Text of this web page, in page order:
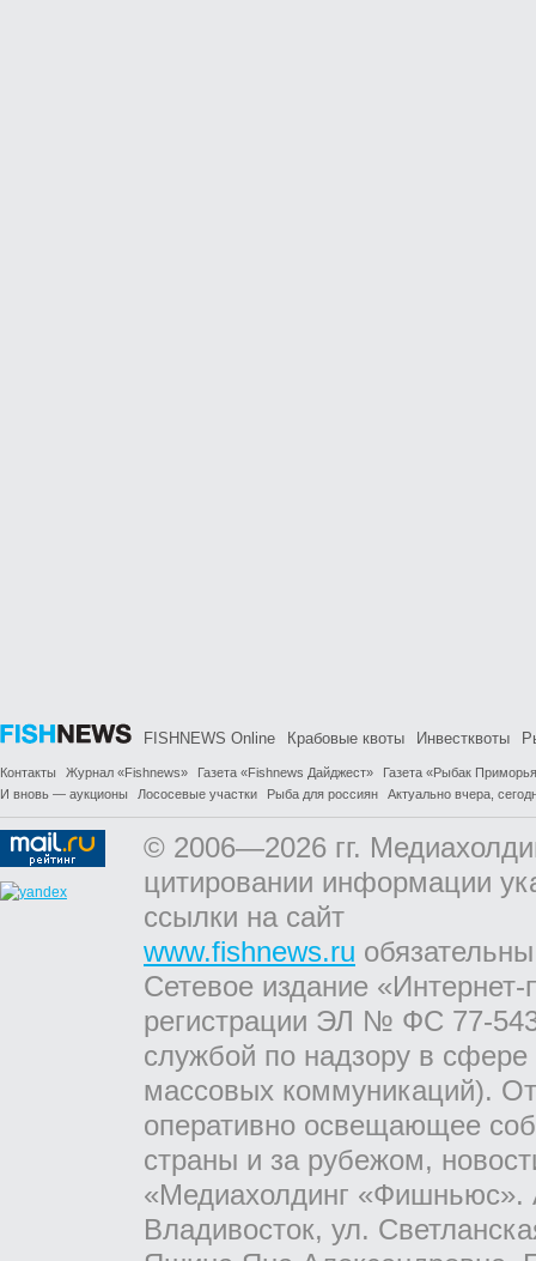
FISHNEWS Online Крабовые квоты Инвестквоты
Контакты Журнал «Fishnews» Газета «Fishnews Дайджест»
Газета «Рыбак
И вновь — аукционы
Лососевые участки Рыба для россиян Актуально вчера,
© 2006—2026 гг.
цитировании информации
ссылки на сайт
www.fishnews.ru
Сетевое издание
регистрации ЭЛ № ФС 77-
службой по надзору в
массовых коммуникаций).
оперативно освещающее
страны и за рубежом,
«Медиахолдинг «Фишньюс».
Владивосток, ул.